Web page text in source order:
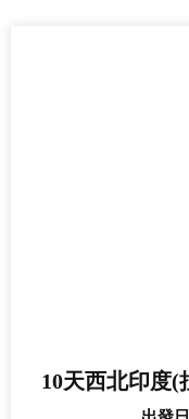
10天西北印度(